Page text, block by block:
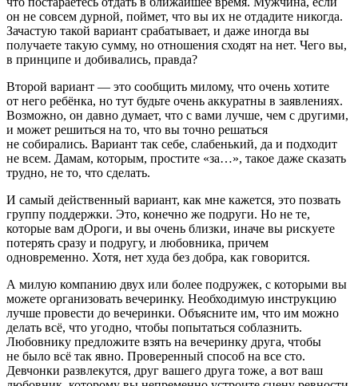
он не совсем дурной, поймет, что вы их не отдадите никогда.
Зачастую такой вариант срабатывает, и даже иногда вы
получаете такую сумму, но отношения сходят на нет. Чего вы,
в принципе и добивались, правда?
Второй вариант — это сообщить милому, что очень хотите
от него ребёнка, но тут будьте очень аккуратны в заявлениях.
Возможно, он давно думает, что с вами лучше, чем с другими,
и может решиться на то, что вы точно решаться
не собирались. Вариант так себе, слабенький, да и подходит
не всем. Дамам, которым, простите «за…», такое даже сказать
трудно, не то, что сделать.
И самый действенный вариант, как мне кажется, это позвать
группу поддержки. Это, конечно же подруги. Но не те,
которые вам дОроги, и вы очень близки, иначе вы рискуете
потерять сразу и подругу, и любовника, причем
одновременно. Хотя, нет худа без добра, как говорится.
А милую компанию двух или более подружек, с которыми вы
можете организовать вечеринку. Необходимую инструкцию
лучше провести до вечеринки. Объясните им, что им можно
делать всё, что угодно, чтобы попытаться соблазнить.
Любовнику предложите взять на вечеринку друга, чтобы
не было всё так явно. Проверенный способ на все сто.
Девчонки развлекутся, друг вашего друга тоже, а вот ваш